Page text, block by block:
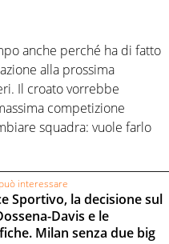
anche perché ha di fatto
alla prossima
Il croato vorrebbe
competizione
squadra: vuole farlo
interessare
Sportivo, la decisione sul
Davis e le
Milan senza due big